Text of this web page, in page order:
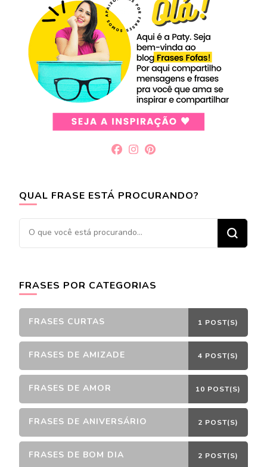
QUAL FRASE ESTÁ PROCURANDO?
Procurando
algo?
FRASES POR CATEGORIAS
FRASES CURTAS 1 POST(S)
FRASES DE AMIZADE 4 POST(S)
FRASES DE AMOR 10 POST(S)
FRASES DE ANIVERSÁRIO 2 POST(S)
FRASES DE BOM DIA 2 POST(S)